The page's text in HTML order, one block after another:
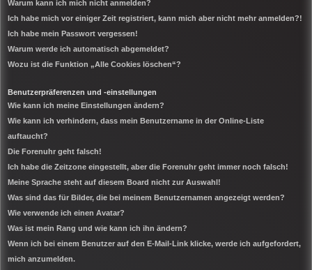
Warum kann ich mich nicht anmelden?
Ich habe mich vor einiger Zeit registriert, kann mich aber nicht mehr anmelden?!
Ich habe mein Passwort vergessen!
Warum werde ich automatisch abgemeldet?
Wozu ist die Funktion „Alle Cookies löschen“?
Benutzerpräferenzen und -einstellungen
Wie kann ich meine Einstellungen ändern?
Wie kann ich verhindern, dass mein Benutzername in der Online-Liste
auftaucht?
Die Forenuhr geht falsch!
Ich habe die Zeitzone eingestellt, aber die Forenuhr geht immer noch falsch!
Meine Sprache steht auf diesem Board nicht zur Auswahl!
Was sind das für Bilder, die bei meinem Benutzernamen angezeigt werden?
Wie verwende ich einen Avatar?
Was ist mein Rang und wie kann ich ihn ändern?
Wenn ich bei einem Benutzer auf den E-Mail-Link klicke, werde ich aufgefordert,
mich anzumelden.